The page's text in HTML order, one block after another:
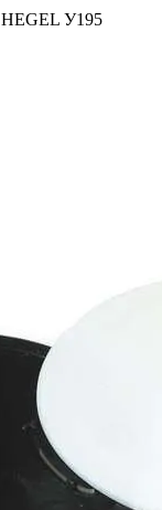
HEGEL У195